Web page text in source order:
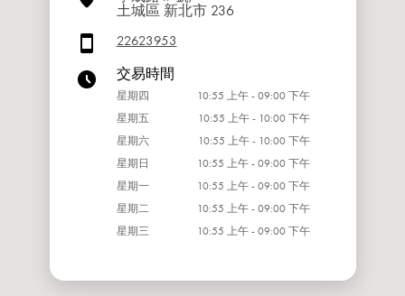
土城區 新北市 236
22623953
交易時間
星期四
10:55 上午 - 09:00 下午
星期五
10:55 上午 - 10:00 下午
星期六
10:55 上午 - 10:00 下午
星期日
10:55 上午 - 09:00 下午
星期一
10:55 上午 - 09:00 下午
星期二
10:55 上午 - 09:00 下午
星期三
10:55 上午 - 09:00 下午